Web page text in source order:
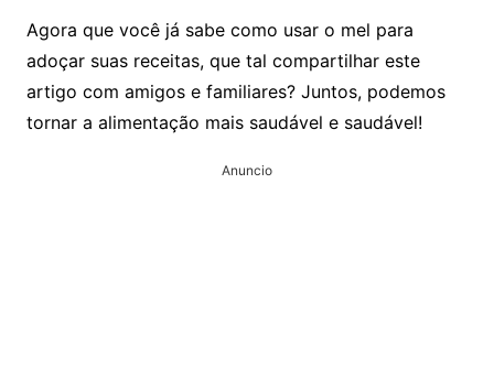
Agora que você já sabe como usar o mel para
adoçar suas receitas, que tal compartilhar este
artigo com amigos e familiares? Juntos, podemos
tornar a alimentação mais saudável e saudável!
Anuncio